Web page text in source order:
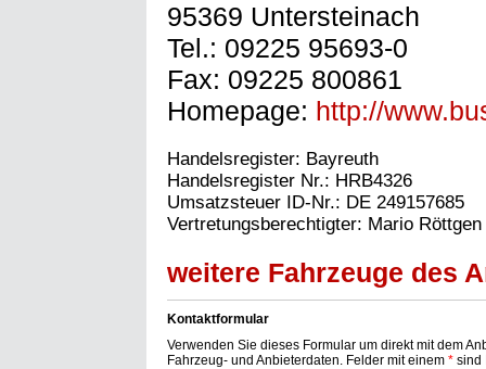
95369 Untersteinach
Tel.: 09225 95693-0
Fax: 09225 800861
Homepage: http://
Handelsregister: Bayreuth
Handelsregister Nr.: HRB4326
Umsatzsteuer ID-Nr.: DE 249157685
Vertretungsberechtigter: Mario Röttgen
weitere Fahrzeuge des
Kontaktformular
Verwenden Sie dieses Formular um direkt mit dem
Fahrzeug- und Anbieterdaten. Felder mit einem *sind